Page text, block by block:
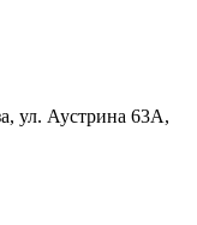
ул. Аустрина 63А,